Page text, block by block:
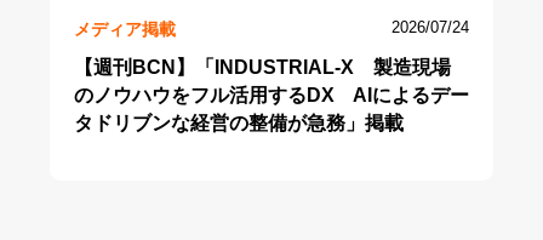
メディア掲載 2026/07/24
【週刊BCN】「INDUSTRIAL-X 製造現場
のノウハウをフル活用するDX AIによるデー
タドリブンな経営の整備が急務」掲載